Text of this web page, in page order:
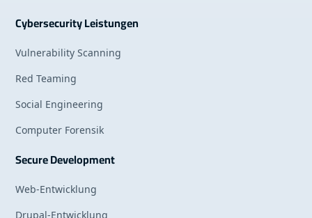
Cybersecurity Leistungen
Vulnerability Scanning
Red Teaming
Social Engineering
Computer Forensik
Secure Development
Web-Entwicklung
Drupal-Entwicklung